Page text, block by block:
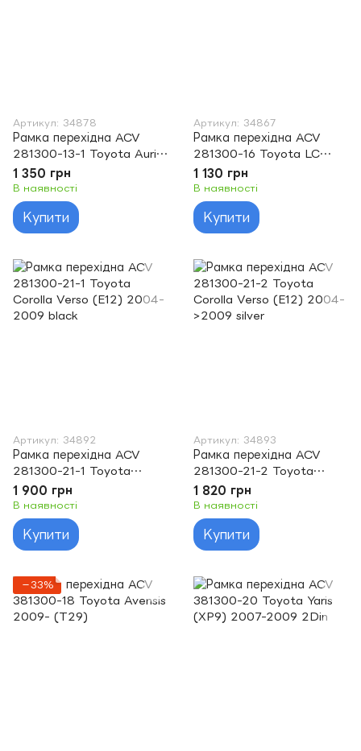
Артикул: 34878
Рамка перехідна ACV
281300-13-1 Toyota Auris
(07>) (anthracite-grey)
1 350 грн
В наявності
Купити
Артикул: 34867
Рамка перехідна ACV
281300-16 Toyota LC
Prado 120 / Lexus GX 470
1 130 грн
В наявності
Купити
Артикул: 34892
Рамка перехідна ACV
281300-21-1 Toyota
Corolla Verso (E12) 2004-
2009 black
1 900 грн
В наявності
Купити
Артикул: 34893
Рамка перехідна ACV
281300-21-2 Toyota
Corolla Verso (E12) 2004-
>2009 silver
1 820 грн
В наявності
Купити
−33%